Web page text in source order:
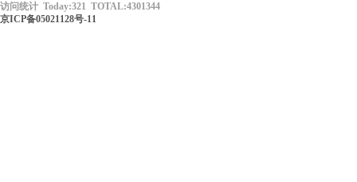
访问统计 Today:321 TOTAL:4301344
京ICP备05021128号-11